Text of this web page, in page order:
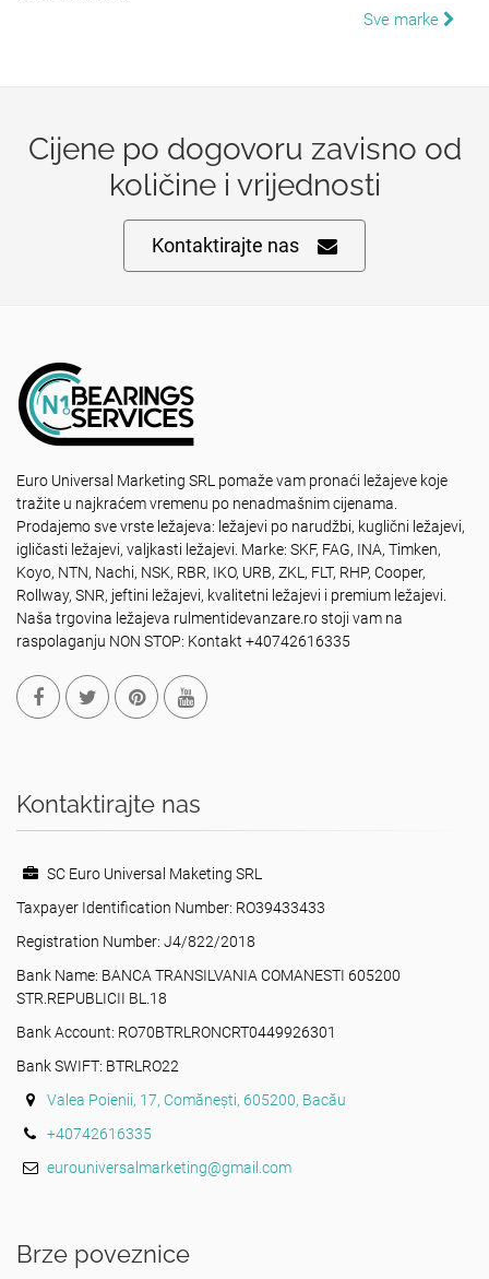
Sve marke
Cijene po dogovoru zavisno od
količine i vrijednosti
Kontaktirajte nas
Euro Universal Marketing SRL pomaže vam pronaći ležajeve koje
tražite u najkraćem vremenu po nenadmašnim cijenama.
Prodajemo sve vrste ležajeva: ležajevi po narudžbi, kuglični ležajevi,
igličasti ležajevi, valjkasti ležajevi. Marke: SKF, FAG, INA, Timken,
Koyo, NTN, Nachi, NSK, RBR, IKO, URB, ZKL, FLT, RHP, Cooper,
Rollway, SNR, jeftini ležajevi, kvalitetni ležajevi i premium ležajevi.
Naša trgovina ležajeva rulmentidevanzare.ro stoji vam na
raspolaganju NON STOP: Kontakt +40742616335
Kontaktirajte nas
SC Euro Universal Maketing SRL
Taxpayer Identification Number: RO39433433
Registration Number: J4/822/2018
Bank Name: BANCA TRANSILVANIA COMANESTI 605200
STR.REPUBLICII BL.18
Bank Account: RO70BTRLRONCRT0449926301
Bank SWIFT: BTRLRO22
Valea Poienii, 17, Comănești, 605200, Bacău
+40742616335
eurouniversalmarketing@gmail.com
Brze poveznice